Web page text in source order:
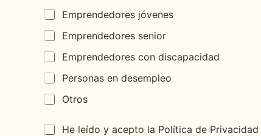
Emprendedores jóvenes
Emprendedores senior
Emprendedores con discapacidad
Personas en desempleo
Otros
C
He leído y acepto la Política de Privacidad